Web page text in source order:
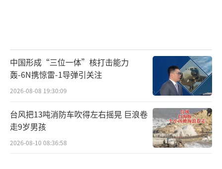
中国形成“三位一体”核打击能力
轰-6N携惊雷-1导弹引关注
2026-08-08 19:30:09
台风把13吨消防车吹得左右摇晃 巨浪卷
走9岁男孩
2026-08-10 08:36:58